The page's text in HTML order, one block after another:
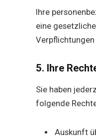
Ihre
eine
5. Ihre
Sie haben
folgende
Auskunft